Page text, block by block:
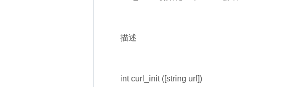
描述
int curl_init ([string url])